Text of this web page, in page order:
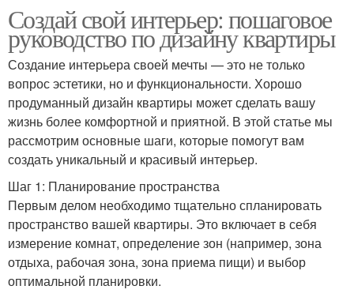
Создай свой интерьер: пошаговое
руководство по дизайну квартиры
Создание интерьера своей мечты — это не только
вопрос эстетики, но и функциональности. Хорошо
продуманный дизайн квартиры может сделать вашу
жизнь более комфортной и приятной. В этой статье мы
рассмотрим основные шаги, которые помогут вам
создать уникальный и красивый интерьер.
Шаг 1: Планирование пространства
Первым делом необходимо тщательно спланировать
пространство вашей квартиры. Это включает в себя
измерение комнат, определение зон (например, зона
отдыха, рабочая зона, зона приема пищи) и выбор
оптимальной планировки.